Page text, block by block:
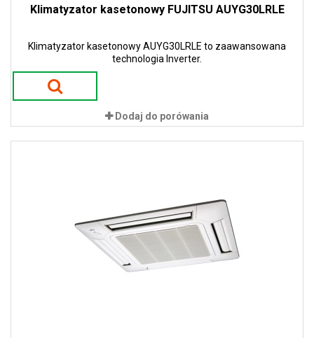
Klimatyzator kasetonowy FUJITSU AUYG30LRLE
Klimatyzator kasetonowy AUYG30LRLE to zaawansowana
technologia Inverter.
Dodaj do porówania